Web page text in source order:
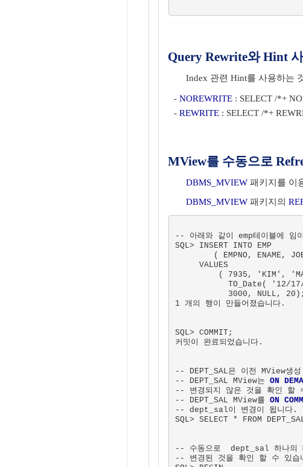
Query Rewrite와 Hint
Index 관련 Hint를 사용하는
- NOREWRITE : SELECT /*+
- REWRITE : SELECT /*+
MView를 수동으로
DBMS_MVIEW 패키지를 이
DBMS_MVIEW 패키지의
-- 아래와 같이 emp테이블에 임
SQL> INSERT INTO EMP
( EMPNO, ENAME,
     VALUES
( 7935, 'KIM',
TO_Date( '12/
           3000, NULL, 20);
1 개의 행이 만들어졌습니다.
SQL> COMMIT;
커밋이 완료되었습니다.
-- DEPT_SAL은 이전 MView생
-- DEPT_SAL MView는 ON
-- 변경되지 않은 것을 확인 할
-- DEPT_SAL MView를 ON
-- dept_sal이 변경이 됩니다.
SQL> SELECT * FROM
-- 수동으로  dept_sal 하나의
-- 변경된 것을 확인 할 수 있습